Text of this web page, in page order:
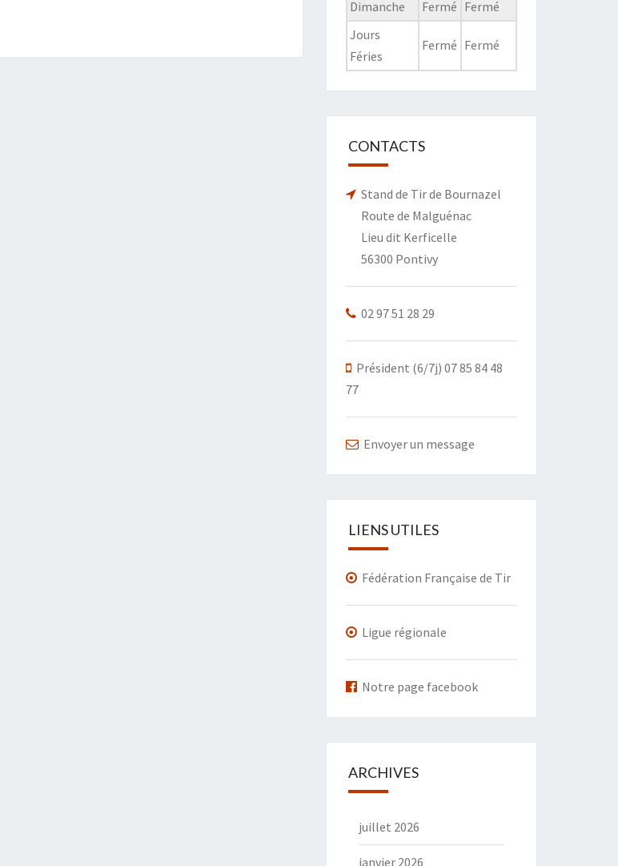
Dimanche
Fermé Fermé
Jours
Féries
Fermé Fermé
CONTACTS
Stand de Tir de Bournazel
Route de Malguénac
Lieu dit Kerficelle
56300 Pontivy
02 97 51 28 29
Président (6/7j) 07 85 84 48
77
Envoyer un message
LIENS UTILES
Fédération Française de Tir
Ligue régionale
Notre page facebook
ARCHIVES
juillet 2026
janvier 2026